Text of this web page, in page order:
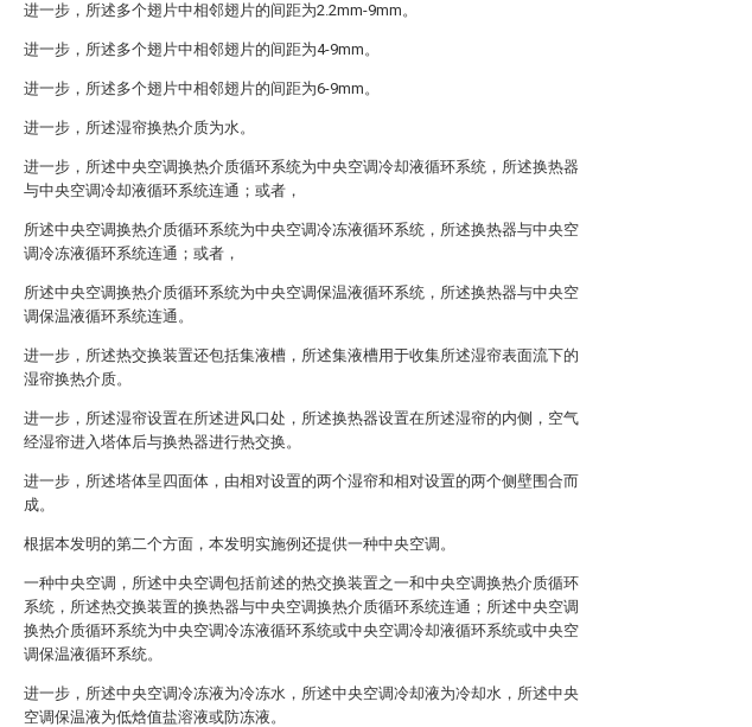
进一步，所述多个翅片中相邻翅片的间距为2.2mm-9mm。
进一步，所述多个翅片中相邻翅片的间距为4-9mm。
进一步，所述多个翅片中相邻翅片的间距为6-9mm。
进一步，所述湿帘换热介质为水。
进一步，所述中央空调换热介质循环系统为中央空调冷却液循环系统，所述换热器
与中央空调冷却液循环系统连通；或者，
所述中央空调换热介质循环系统为中央空调冷冻液循环系统，所述换热器与中央空
调冷冻液循环系统连通；或者，
所述中央空调换热介质循环系统为中央空调保温液循环系统，所述换热器与中央空
调保温液循环系统连通。
进一步，所述热交换装置还包括集液槽，所述集液槽用于收集所述湿帘表面流下的
湿帘换热介质。
进一步，所述湿帘设置在所述进风口处，所述换热器设置在所述湿帘的内侧，空气
经湿帘进入塔体后与换热器进行热交换。
进一步，所述塔体呈四面体，由相对设置的两个湿帘和相对设置的两个侧壁围合而
成。
根据本发明的第二个方面，本发明实施例还提供一种中央空调。
一种中央空调，所述中央空调包括前述的热交换装置之一和中央空调换热介质循环
系统，所述热交换装置的换热器与中央空调换热介质循环系统连通；所述中央空调
换热介质循环系统为中央空调冷冻液循环系统或中央空调冷却液循环系统或中央空
调保温液循环系统。
进一步，所述中央空调冷冻液为冷冻水，所述中央空调冷却液为冷却水，所述中央
空调保温液为低焓值盐溶液或防冻液。